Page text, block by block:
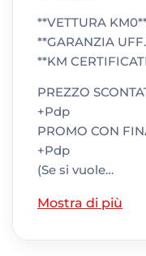
**VETTURA
**GARANZIA
**KM
PREZZO
+Pdp
PROMO CON
+Pdp
(Se si vuole…
Mostra di più